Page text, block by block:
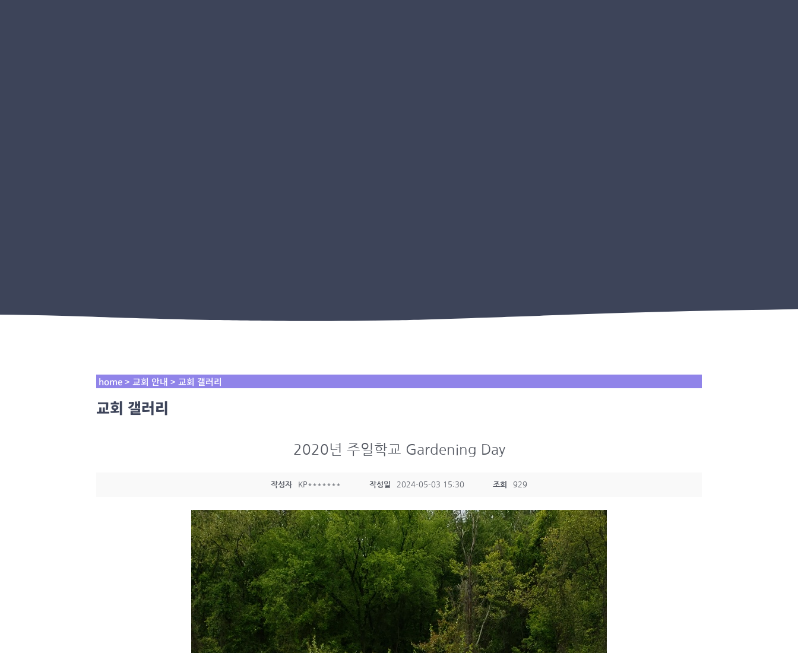
home > 교회 안내 > 교회 갤러리
교회 갤러리
2020년 주일학교 Gardening Day
작성자 KP******* 작성일 2024-05-03 15:30 조회 929